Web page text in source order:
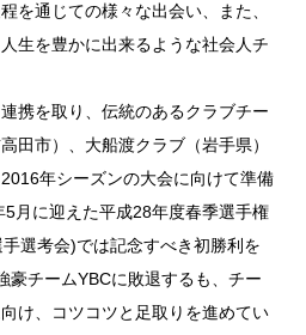
を通じての様々な出会い、また、
生を豊かに出来るような社会人チ
携を取り、伝統のあるクラブチー
田市）、大船渡クラブ（岩手県）
年シーズンの大会に向けて準備
月に迎えた平成28年度春季選手権
選考会)では記念すべき初勝利を
豪チームYBCに敗退するも、チー
け、コツコツと足取りを進めてい